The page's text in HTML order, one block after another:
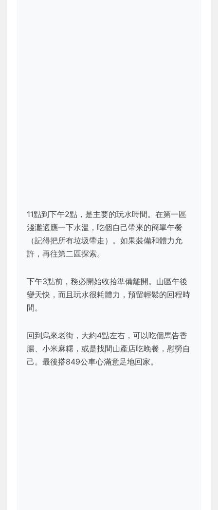
11點到下午2點，是主要的玩水時間。在第一區
淺灘適應一下水溫，吃個自己帶來的簡單午餐
（記得把所有垃圾帶走）。如果裝備和體力允
許，再往第二區探索。
下午3點前，務必開始收拾準備離開。山區午後
變天快，而且玩水很耗體力，預留輕鬆的回程時
間。
回到烏來老街，大約4點左右，可以吃個馬告香
腸、小米麻糬，或是找間山產店吃晚餐，慰勞自
己。最後搭849公車心滿意足地回家。